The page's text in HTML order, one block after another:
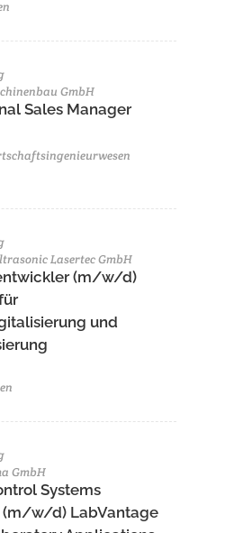
GmbH
Sales Manager
Lasertec GmbH
(m/w/d)
und
GmbH
Systems
(m/w/d) LabVantage